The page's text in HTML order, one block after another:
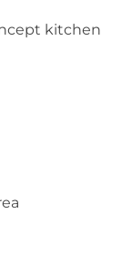
kitchen